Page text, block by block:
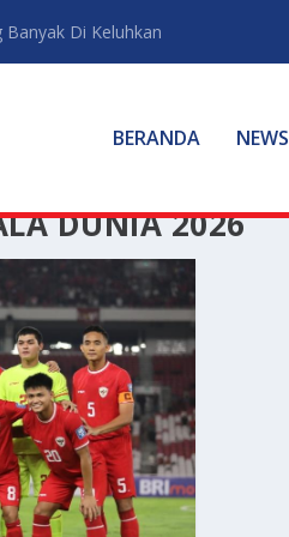
Banyak Di Keluhkan
BERANDA NEWS
DUNIA 2026